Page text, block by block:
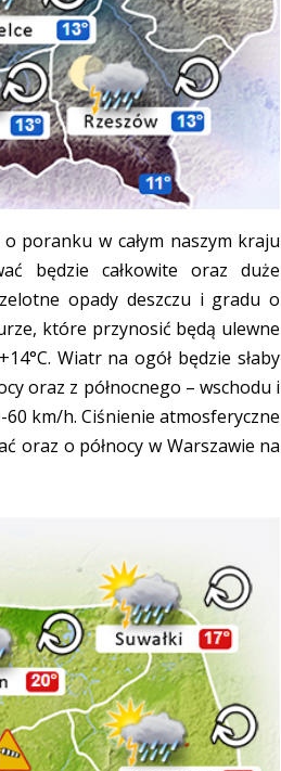
poranku w całym naszym kraju
będzie całkowite oraz duże
opady deszczu i gradu o
które przynosić będą ulewne
Wiatr na ogół będzie słaby
oraz z północnego – wschodu i
km/h. Ciśnienie atmosferyczne
oraz o północy w Warszawie na